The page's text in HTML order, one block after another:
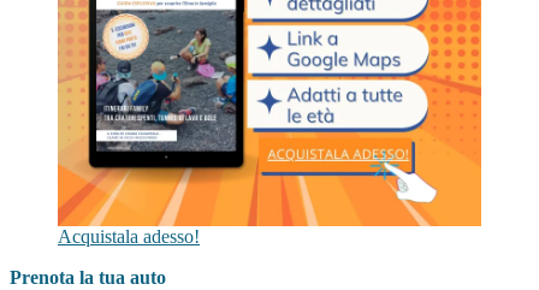
Acquistala adesso!
Prenota la tua auto